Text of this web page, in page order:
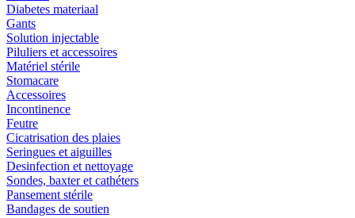
Diabetes materiaal
Gants
Solution injectable
Piluliers et accessoires
Matériel stérile
Stomacare
Accessoires
Incontinence
Feutre
Cicatrisation des plaies
Seringues et aiguilles
Desinfection et nettoyage
Sondes, baxter et cathéters
Pansement stérile
Bandages de soutien